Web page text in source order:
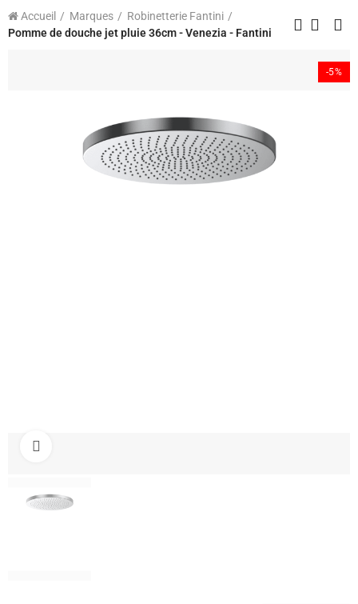
Accueil Marques
Robinetterie Fantini
Pomme de douche jet pluie 36cm - Venezia - Fantini
-5%